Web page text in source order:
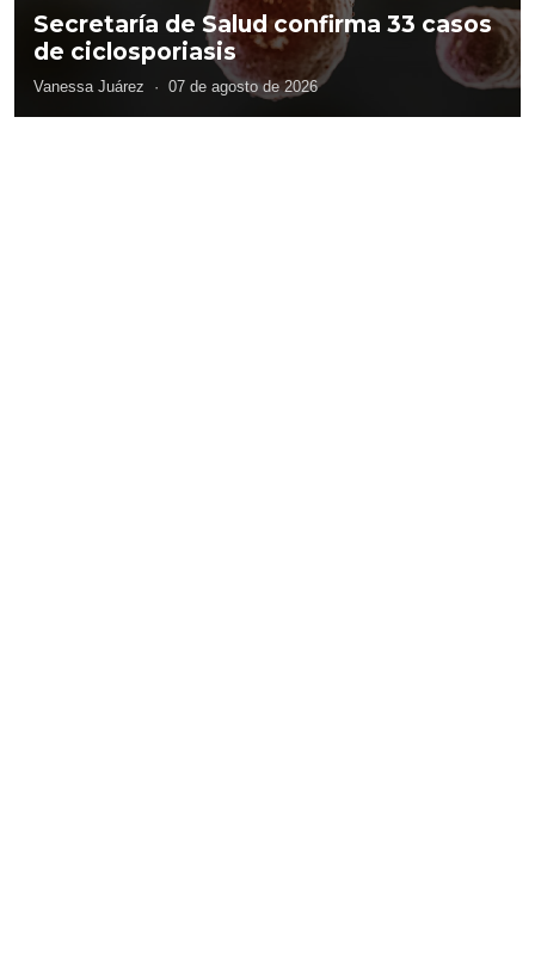
Secretaría de Salud confirma 33 casos
de ciclosporiasis
Vanessa Juárez · 07 de agosto de 2026